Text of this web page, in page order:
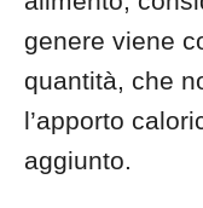
genere viene
quantità, che
l’apporto
aggiunto.